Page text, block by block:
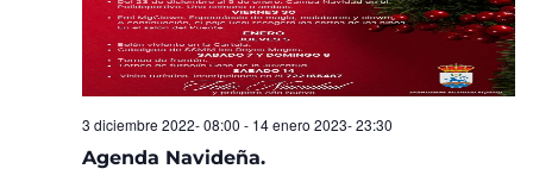
Agenda Navideña.
3 diciembre 2022- 08:00 - 14 enero 2023- 23:30